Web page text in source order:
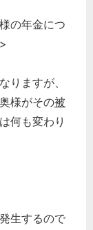
の年金につ
りますが、
様がその被
何も変わり
生するので